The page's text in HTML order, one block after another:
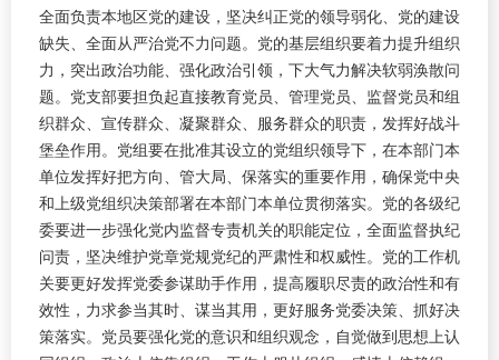
全面负责本地区党的建设，坚决纠正党的领导弱化、党的建设
缺失、全面从严治党不力问题。党的基层组织要着力提升组织
力，突出政治功能、强化政治引领，下大气力解决软弱涣散问
题。党支部要担负起直接教育党员、管理党员、监督党员和组
织群众、宣传群众、凝聚群众、服务群众的职责，发挥好战斗
堡垒作用。党组要在批准其设立的党组织领导下，在本部门本
单位发挥好把方向、管大局、保落实的重要作用，确保党中央
和上级党组织决策部署在本部门本单位贯彻落实。党的各级纪
委要进一步强化党内监督专责机关的职能定位，全面监督执纪
问责，坚决维护党章党规党纪的严肃性和权威性。党的工作机
关要更好发挥党委参谋助手作用，提高履职尽责的政治性和有
效性，力求参当其时、谋当其用，更好服务党委决策、抓好决
策落实。党员要强化党的意识和组织观念，自觉做到思想上认